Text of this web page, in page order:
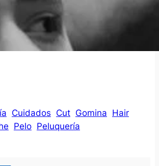
Cuidados Cut Gomina Hair
Pelo Peluquería